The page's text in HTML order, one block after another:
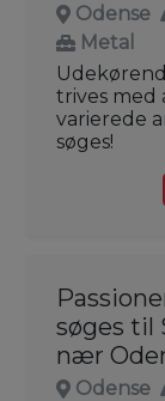
Odense
Metal
trives med
varierede
søges!
søges til
nær
Odense